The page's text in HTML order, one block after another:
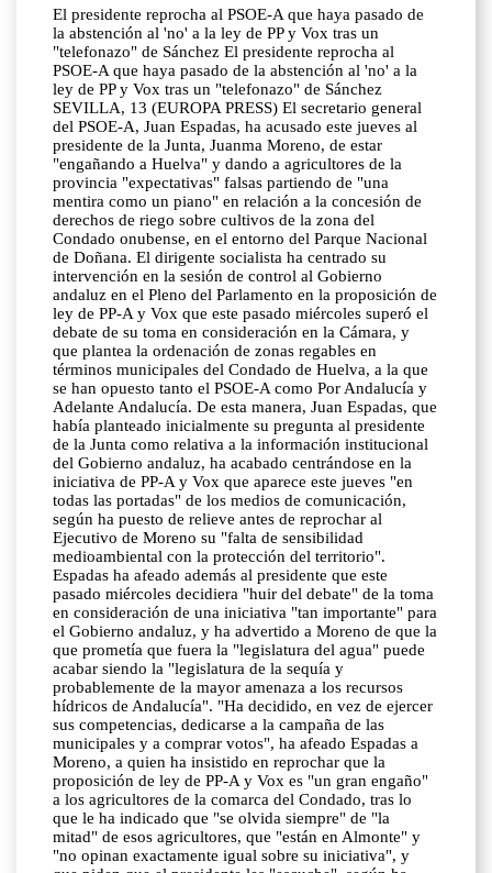
El presidente reprocha al PSOE-A que haya pasado de
la abstención al 'no' a la ley de PP y Vox tras un
"telefonazo" de Sánchez El presidente reprocha al
PSOE-A que haya pasado de la abstención al 'no' a la
ley de PP y Vox tras un "telefonazo" de Sánchez
SEVILLA, 13 (EUROPA PRESS) El secretario general
del PSOE-A, Juan Espadas, ha acusado este jueves al
presidente de la Junta, Juanma Moreno, de estar
"engañando a Huelva" y dando a agricultores de la
provincia "expectativas" falsas partiendo de "una
mentira como un piano" en relación a la concesión de
derechos de riego sobre cultivos de la zona del
Condado onubense, en el entorno del Parque Nacional
de Doñana. El dirigente socialista ha centrado su
intervención en la sesión de control al Gobierno
andaluz en el Pleno del Parlamento en la proposición de
ley de PP-A y Vox que este pasado miércoles superó el
debate de su toma en consideración en la Cámara, y
que plantea la ordenación de zonas regables en
términos municipales del Condado de Huelva, a la que
se han opuesto tanto el PSOE-A como Por Andalucía y
Adelante Andalucía. De esta manera, Juan Espadas, que
había planteado inicialmente su pregunta al presidente
de la Junta como relativa a la información institucional
del Gobierno andaluz, ha acabado centrándose en la
iniciativa de PP-A y Vox que aparece este jueves "en
todas las portadas" de los medios de comunicación,
según ha puesto de relieve antes de reprochar al
Ejecutivo de Moreno su "falta de sensibilidad
medioambiental con la protección del territorio".
Espadas ha afeado además al presidente que este
pasado miércoles decidiera "huir del debate" de la toma
en consideración de una iniciativa "tan importante" para
el Gobierno andaluz, y ha advertido a Moreno de que la
que prometía que fuera la "legislatura del agua" puede
acabar siendo la "legislatura de la sequía y
probablemente de la mayor amenaza a los recursos
hídricos de Andalucía". "Ha decidido, en vez de ejercer
sus competencias, dedicarse a la campaña de las
municipales y a comprar votos", ha afeado Espadas a
Moreno, a quien ha insistido en reprochar que la
proposición de ley de PP-A y Vox es "un gran engaño"
a los agricultores de la comarca del Condado, tras lo
que le ha indicado que "se olvida siempre" de "la
mitad" de esos agricultores, que "están en Almonte" y
"no opinan exactamente igual sobre su iniciativa", y